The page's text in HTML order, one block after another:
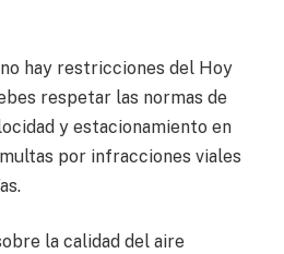
hay restricciones del Hoy
respetar las normas de
y estacionamiento en
por infracciones viales
la calidad del aire